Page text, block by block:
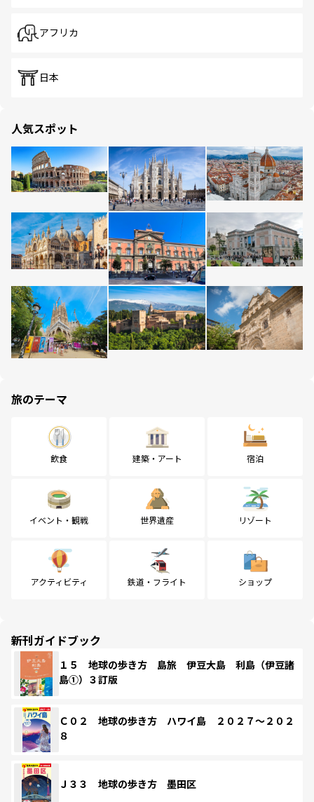
アフリカ
日本
人気スポット
旅のテーマ
飲食 建築・アート 宿泊
イベント・観戦 世界遺産 リゾート
アクティビティ 鉄道・フライト ショップ
新刊ガイドブック
１５ 地球の歩き方 島旅 伊豆大島 利島（伊豆諸
島①）３訂版
Ｃ０２ 地球の歩き方 ハワイ島 ２０２７～２０２
８
Ｊ３３ 地球の歩き方 墨田区